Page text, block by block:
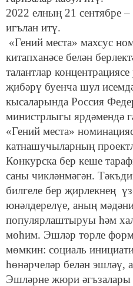
2022 елның 21 сентябре
игълан итү.
«Гений места» махсус
китапханәсе белән
талантлар
җибәрү буенча шул
кысаларында Россия
министрлыгы ярдәмендә
«Гений места»
катнашучыларның
Конкурска бер кеше
саны чикләнмәгән.
билгеле бер җирлекнең
юнәлдерелүе, аның
популярлаштыруы һәм
мөһим. Эшләр төрле
мөмкин: социаль
һөнәрчеләр белән эшләү,
Эшләрне жюри әгъзалары